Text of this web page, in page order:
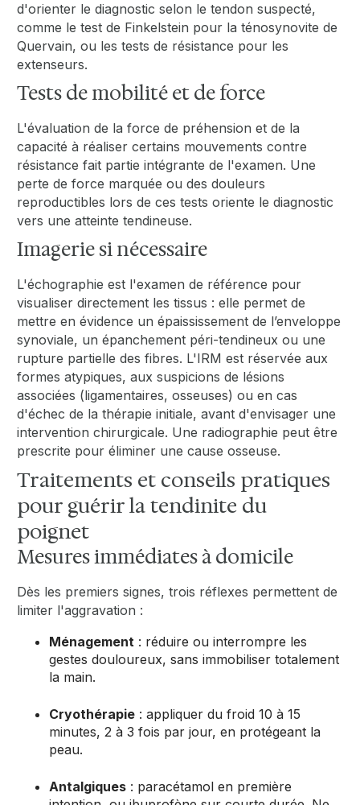
d'orienter le diagnostic selon le tendon suspecté,
comme le test de Finkelstein pour la ténosynovite de
Quervain, ou les tests de résistance pour les
extenseurs.
Tests de mobilité et de force
L'évaluation de la force de préhension et de la
capacité à réaliser certains mouvements contre
résistance fait partie intégrante de l'examen. Une
perte de force marquée ou des douleurs
reproductibles lors de ces tests oriente le diagnostic
vers une atteinte tendineuse.
Imagerie si nécessaire
L'échographie est l'examen de référence pour
visualiser directement les tissus : elle permet de
mettre en évidence un épaississement de l’enveloppe
synoviale, un épanchement péri-tendineux ou une
rupture partielle des fibres. L'IRM est réservée aux
formes atypiques, aux suspicions de lésions
associées (ligamentaires, osseuses) ou en cas
d'échec de la thérapie initiale, avant d'envisager une
intervention chirurgicale. Une radiographie peut être
prescrite pour éliminer une cause osseuse.
Traitements et conseils pratiques
pour guérir la tendinite du
poignet
Mesures immédiates à domicile
Dès les premiers signes, trois réflexes permettent de
limiter l'aggravation :
Ménagement : réduire ou interrompre les
gestes douloureux, sans immobiliser totalement
la main.
Cryothérapie : appliquer du froid 10 à 15
minutes, 2 à 3 fois par jour, en protégeant la
peau.
Antalgiques : paracétamol en première